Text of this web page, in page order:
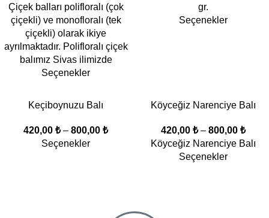
Çiçek balları polifloralı (çok
çiçekli) ve monofloralı (tek
çiçekli) olarak ikiye
ayrılmaktadır. Polifloralı çiçek
balımız Sivas ilimizde
Seçenekler
gr.
Seçenekler
Keçiboynuzu Balı
420,00 ₺ – 800,00 ₺
Seçenekler
Köyceğiz Narenciye Balı
420,00 ₺ – 800,00 ₺
Köyceğiz Narenciye Balı
Seçenekler